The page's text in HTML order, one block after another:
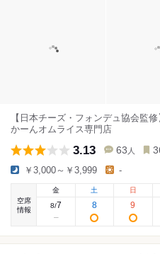
【日本チーズ・フォンデュ協会監
かーんオムライス専門店
3.13 63 人
￥3,000～￥3,999 -
空席
情報
金
8/7
土
8
日
9